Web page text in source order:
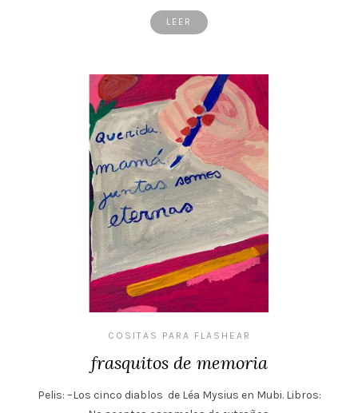
LEER
COSITAS PARA FLASHEAR
frasquitos de memoria
Pelis: –Los cinco diablos de Léa Mysius en Mubi. Libros: